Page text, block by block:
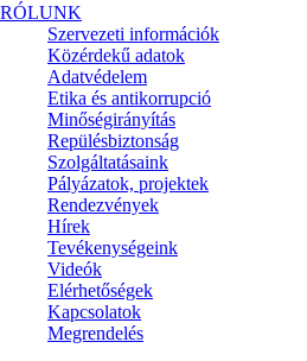
RÓLUNK
Szervezeti információk
Közérdekű adatok
Adatvédelem
Etika és antikorrupció
Minőségirányítás
Repülésbiztonság
Szolgáltatásaink
Pályázatok, projektek
Rendezvények
Hírek
Tevékenységeink
Videók
Elérhetőségek
Kapcsolatok
Megrendelés